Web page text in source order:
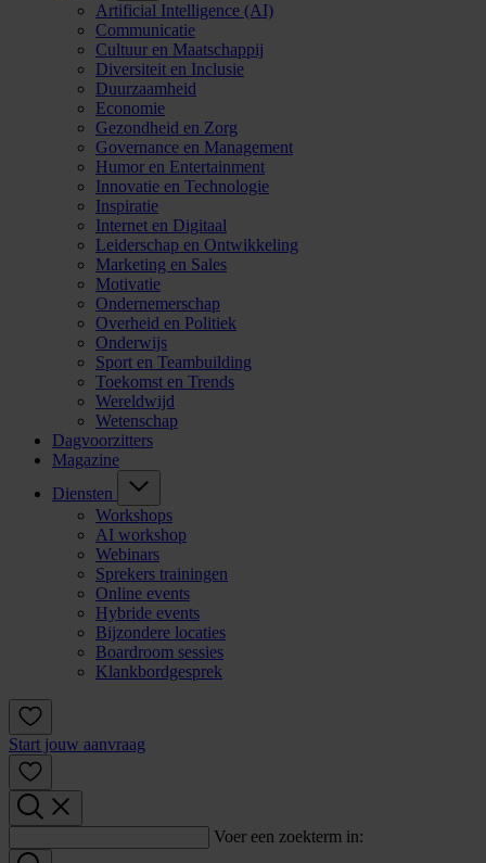
Artificial Intelligence (AI)
Communicatie
Cultuur en Maatschappij
Diversiteit en Inclusie
Duurzaamheid
Economie
Gezondheid en Zorg
Governance en Management
Humor en Entertainment
Innovatie en Technologie
Inspiratie
Internet en Digitaal
Leiderschap en Ontwikkeling
Marketing en Sales
Motivatie
Ondernemerschap
Overheid en Politiek
Onderwijs
Sport en Teambuilding
Toekomst en Trends
Wereldwijd
Wetenschap
Dagvoorzitters
Magazine
Diensten
Workshops
AI workshop
Webinars
Sprekers trainingen
Online events
Hybride events
Bijzondere locaties
Boardroom sessies
Klankbordgesprek
Start jouw aanvraag
Voer een zoekterm in: